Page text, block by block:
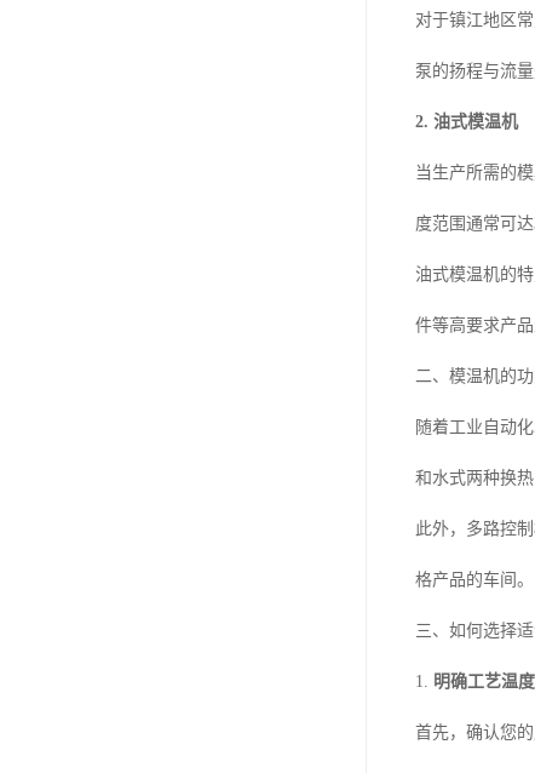
对于镇江地区
泵的扬程与流
2. 油式模温机
当生产所需的
度范围通常可
油式模温机的
件等高要求产
二、模温机的
随着工业自动
和水式两种换
此外，多路控
格产品的车间。
三、如何选择
1. 明确工艺温
首先，确认您